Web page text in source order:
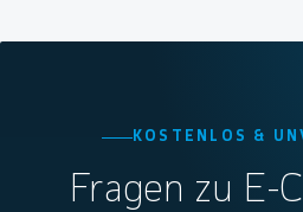
KOSTENLOS &
Fragen zu E-